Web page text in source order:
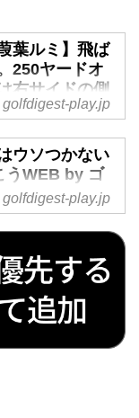
葉ルミ】飛ば
250ヤードオ
右サイドの側
ド）にあり - ゴ
バー平均飛距離
、葭葉ルミは
子プロきっての
レディス」
ング&弾道デー
離を伸ばす秘密
golfdigest-play.jp
ウソつかない
うWEB by ゴ
ト
行、ハワイ・北
ットランド・欧
シアなど世界中
をご案内。ゴル
、ゴルフダイジ
golfdigest-play.jp